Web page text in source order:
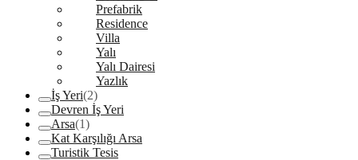
Prefabrik
Residence
Villa
Yalı
Yalı Dairesi
Yazlık
İş Yeri(2)
Devren İş Yeri
Arsa(1)
Kat Karşılığı Arsa
Turistik Tesis